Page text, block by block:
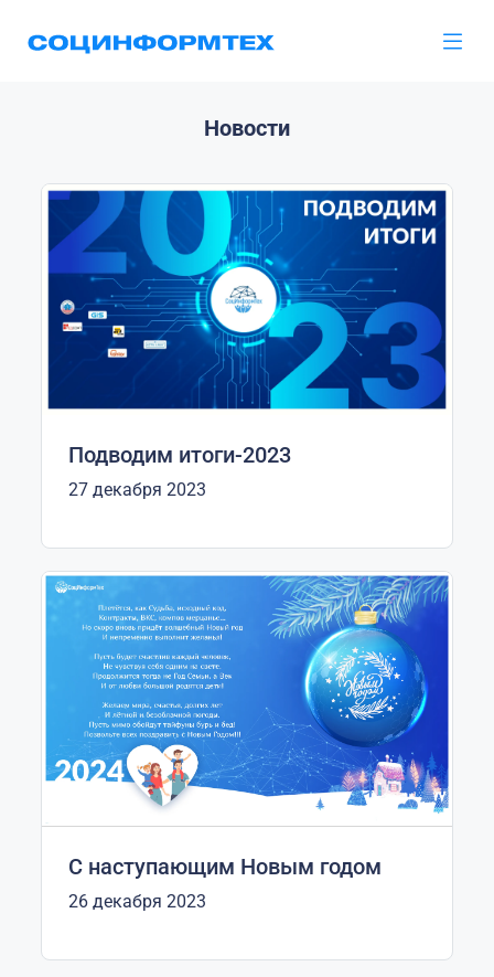
Новости
Подводим итоги-2023
27 декабря 2023
С наступающим Новым годом
26 декабря 2023